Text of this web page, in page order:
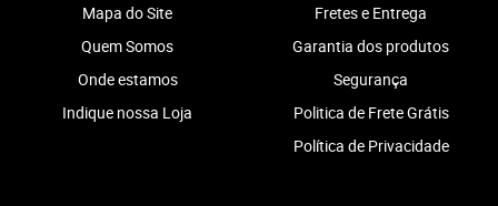
Mapa do Site
Quem Somos
Onde estamos
Indique nossa Loja
Fretes e Entrega
Garantia dos produtos
Segurança
Politica de Frete Grátis
Política de Privacidade